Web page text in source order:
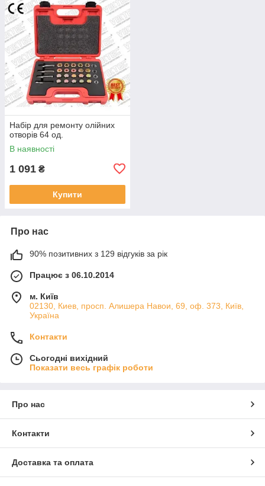
Набір для ремонту олійних
отворів 64 од.
В наявності
1 091 ₴
Купити
Про нас
90% позитивних з 129 відгуків за рік
Працює з 06.10.2014
м. Київ
02130, Киев, просп. Алишера Навои, 69, оф. 373, Київ,
Україна
Контакти
Сьогодні вихідний
Показати весь графік роботи
Про нас
Контакти
Доставка та оплата